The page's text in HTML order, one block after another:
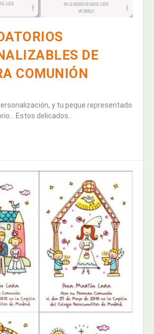
DE
COMUNIÓN
y tu peque representado
Estos delicados...